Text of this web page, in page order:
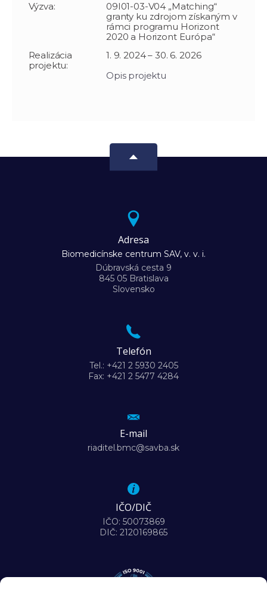
Výzva:
09I01-03-V04 „Matching“
granty ku zdrojom získaným v
rámci programu Horizont
2020 a Horizont Európa“
Realizácia
projektu:
1. 9. 2024 – 30. 6. 2026
Opis projektu
Adresa
Biomedicínske centrum SAV, v. v. i.
Dúbravská cesta 9
845 05 Bratislava
Slovensko
Telefón
Tel.: +421 2 5930 2405
Fax: +421 2 5477 4284
E-mail
riaditel.bmc@savba.sk
IČO/DIČ
IČO: 50073869
DIČ: 2120169865